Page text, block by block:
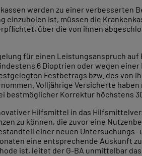
werden zu einer
einzuholen ist, müssen die
über die von ihnen
für einen Leistungsanspruch
6 Dioptrien oder wegen
Festbetrags bzw. des von
Volljährige Versicherte
bestmöglicher Korrektur höchstens
Hilfsmittel in das
zu können, die zuvor eine
einer neuen Untersuchungs-
eine entsprechende Auskunft
ist, leitet der G-BA unmittelbar